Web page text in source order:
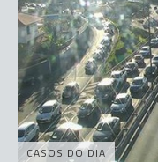
CASOS DO DIA